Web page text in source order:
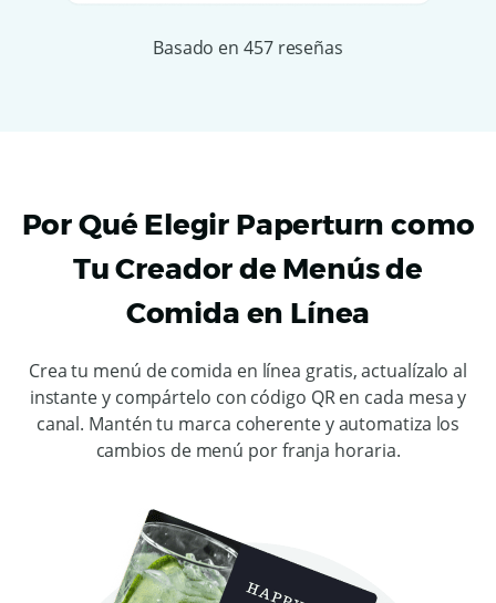
Basado en 457 reseñas
Por Qué Elegir Paperturn como
Tu Creador de Menús de
Comida en Línea
Crea tu menú de comida en línea gratis, actualízalo al
instante y compártelo con código QR en cada mesa y
canal. Mantén tu marca coherente y automatiza los
cambios de menú por franja horaria.